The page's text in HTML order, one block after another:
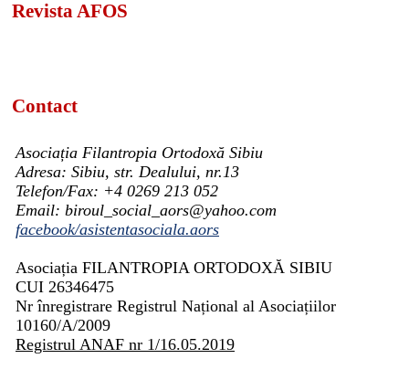
Revista AFOS
Contact
Asociația Filantropia Ortodoxă Sibiu
Adresa: Sibiu, str. Dealului, nr.13
Telefon/Fax: +4 0269 213 052
Email: biroul_social_aors@yahoo.com
facebook/asistentasociala.aors
Asociația FILANTROPIA ORTODOXĂ SIBIU
CUI 26346475
Nr înregistrare Registrul Național al Asociațiilor
10160/A/2009
Registrul ANAF nr 1/16.05.2019